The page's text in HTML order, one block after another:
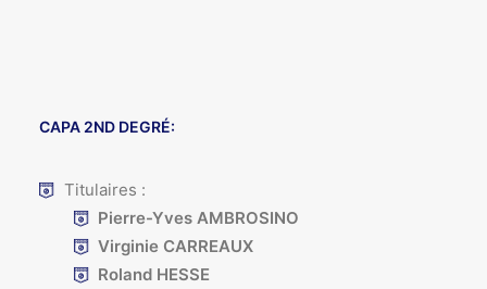
CAPA 2ND DEGRÉ:
Titulaires :
Pierre-Yves AMBROSINO
Virginie CARREAUX
Roland HESSE